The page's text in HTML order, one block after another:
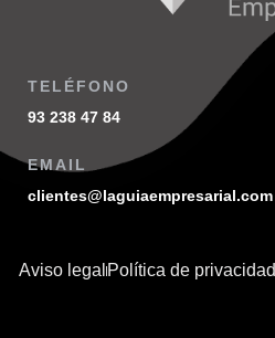
TELÉFONO
93 238 47 84
EMAIL
clientes@laguiaempresarial.com
Aviso legal Política de privacidad